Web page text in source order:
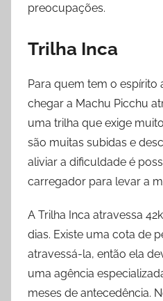
preocupações.
Trilha Inca
Para quem tem o espírito
chegar a Machu Picchu
uma trilha que exige
são muitas subidas e
aliviar a dificuldade é
carregador para levar a
A Trilha Inca atravessa
dias. Existe uma cota de
atravessá-la, então ela
uma agência
meses de antecedência.